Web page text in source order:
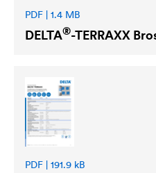
PDF | 1.4 MB
DELTA®-TERRAXX
PDF | 191.9 kB